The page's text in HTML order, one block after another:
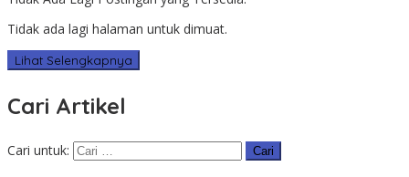
Tidak ada lagi halaman untuk dimuat.
Lihat Selengkapnya
Cari Artikel
Cari untuk: